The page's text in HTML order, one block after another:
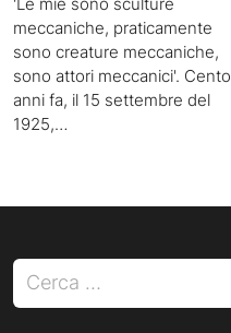
meccaniche, praticamente
sono creature meccaniche,
sono attori meccanici'. Cento
anni fa, il 15 settembre del
1925,…
Ricerca per: